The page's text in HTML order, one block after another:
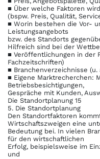
■ Über welche Faktoren
(bspw. Preis, Qualität,
■ Worin bestehen die Vor-
Leistungsangebots
bzw. des Standorts
Hilfreich sind bei der
■ Veröffentlichungen in der
Fachzeitschriften)
■ Branchenverzeichnisse (u.
■ Eigene Marktrecherchen:
Betriebsbesichtigungen,
Gespräche mit Kunden,
Die Standortplanung 15
5. Die Standortplanung
Den Standortfaktoren
Wirtschaftszweigen eine
Bedeutung bei. In vielen
für den wirtschaftlichen
Erfolg, beispielsweise im
und